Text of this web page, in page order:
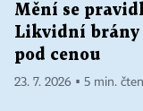
Mění se
Likvidní brány
pod cenou
23. 7. 2026 ▪ 5 min.